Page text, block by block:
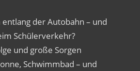
der Autobahn – und
Schülerverkehr?
und große Sorgen
Schwimmbad – und